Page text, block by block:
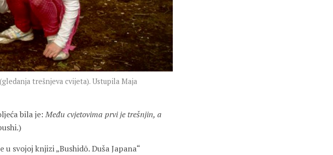
trešnjeva cvijeta). Ustupila Maja
bila je:Među cvjetovima prvi je trešnjin, a
u svojoj knjizi „Bushidō. Duša Japana“